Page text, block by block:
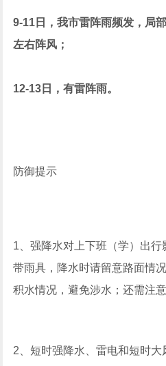
9-11日，我市雷阵雨频发，局
左右阵风；
12-13日，有雷阵雨。
防御提示
1、强降水对上下班（学）出行
带雨具，降水时请留意路面情
积水情况，避免涉水；还需注
2、短时强降水、雷电和短时